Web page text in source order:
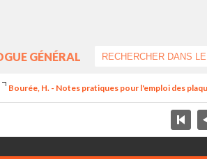
GÉNÉRAL
Bourée, H. - Notes pratiques pour l'emploi des